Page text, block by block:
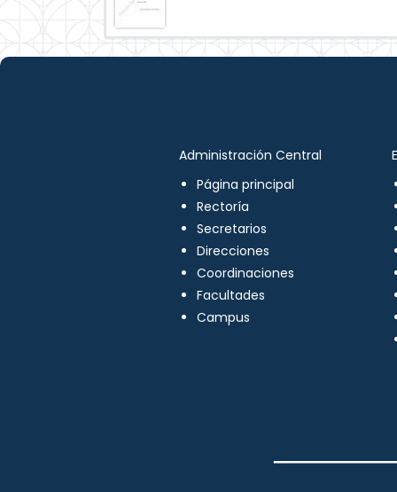
Administración Central
Página principal
Rectoría
Secretarios
Direcciones
Coordinaciones
Facultades
Campus